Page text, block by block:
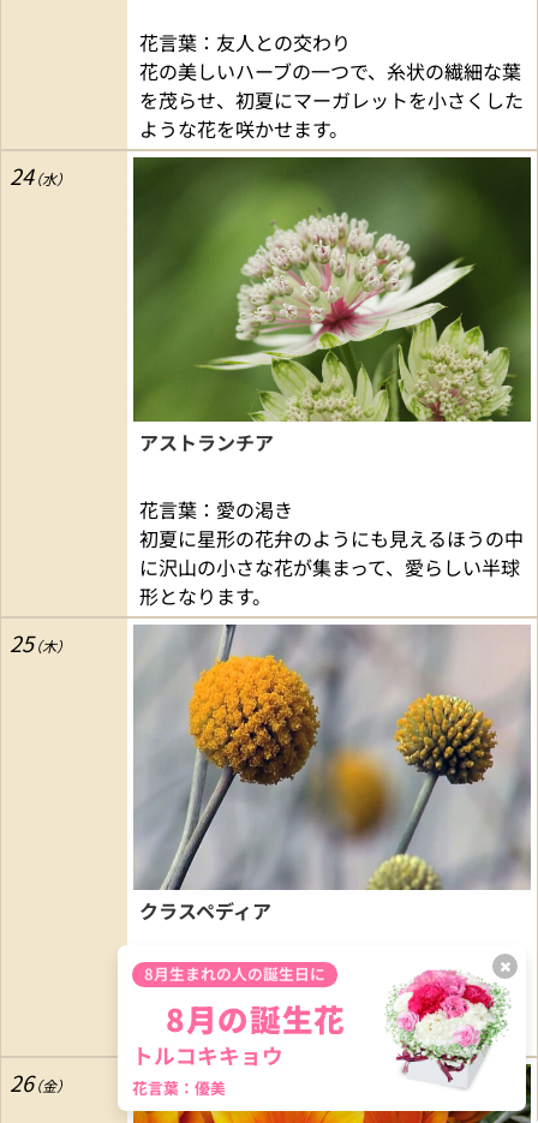
花言葉：友人との交わり
花の美しいハーブの一つで、糸状の繊細な葉
を茂らせ、初夏にマーガレットを小さくした
ような花を咲かせます。
24
アストランチア
花言葉：愛の渇き
初夏に星形の花弁のようにも見えるほうの中
に沢山の小さな花が集まって、愛らしい半球
形となります。
25
クラスペディア
花言葉：心の扉をたたく
初夏から夏に60センチほどに伸びた茎の先
に黄色の花をボール状につけます。
26
8月生まれの人の誕生日に
8月の誕生花
トルコキキョウ
花言葉：優美